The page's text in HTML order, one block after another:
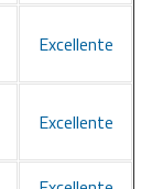
Excellente
Excellente